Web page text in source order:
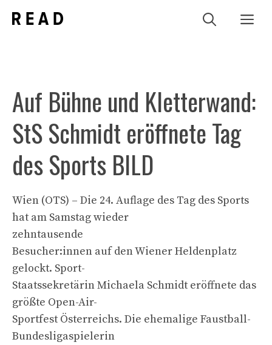
Inhalt
Auf Bühne und Kletterwand:
StS Schmidt eröffnete Tag
des Sports BILD
Wien (OTS) – Die 24. Auflage des Tag des Sports
hat am Samstag wieder
zehntausende
Besucher:innen auf den Wiener Heldenplatz
gelockt. Sport-
Staatssekretärin Michaela Schmidt eröffnete das
größte Open-Air-
Sportfest Österreichs. Die ehemalige Faustball-
Bundesligaspielerin